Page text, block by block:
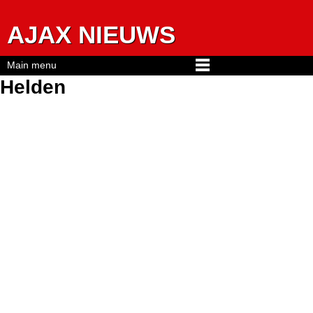
AJAX NIEUWS
Helden
Main menu